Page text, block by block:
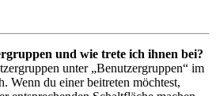
und wie trete ich ihnen bei?
unter „Benutzergruppen“ im
Wenn du einer beitreten möchtest,